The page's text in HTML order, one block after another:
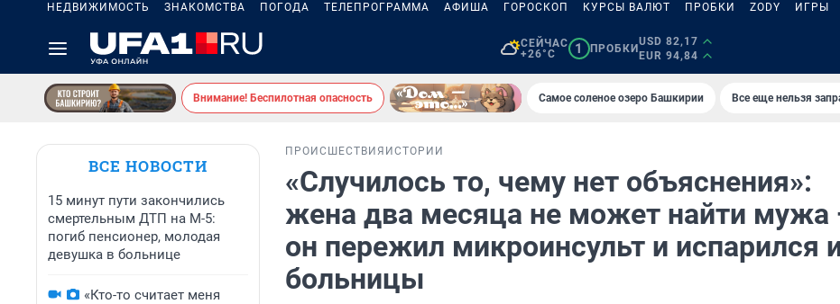
НЕДВИЖИМОСТЬ ЗНАКОМСТВА ПОГОДА ТЕЛЕПРОГРАММА АФИША ГОРОСКОП КУРСЫ ВАЛЮТ ПРОБКИ ZODY ИГРЫ
СЕЙЧАС
+26°C
1 ПРОБКИ
USD 82,17
EUR 94,84
Внимание! Беспилотная опасность Самое соленое озеро Башкирии Все еще нельзя
ВСЕ НОВОСТИ
15 минут пути закончились
смертельным ДТП на М-5:
погиб пенсионер, молодая
девушка в больнице
«Кто-то считает меня
ПРОИСШЕСТВИЯ ИСТОРИИ
«Случилось то, чему нет объяснения»:
жена два месяца не может найти мужа
он пережил микроинсульт и испарился
больницы